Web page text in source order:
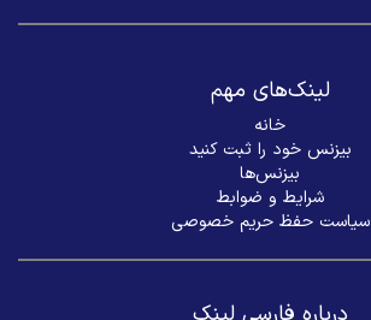
لینک‌های مهم
خانه
بیزنس خود را ثبت کنید
بیزنس‌ها
شرایط و ضوابط
سیاست حفظ حریم خصوصی